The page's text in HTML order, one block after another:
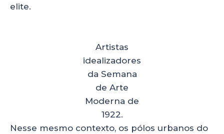
elite.
Artistas
idealizadores
da Semana
de Arte
Moderna de
1922.
Nesse mesmo contexto, os pólos urbanos do